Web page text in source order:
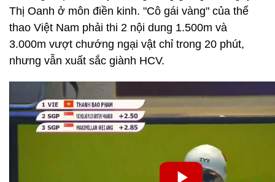
Thị Oanh ở môn điền kinh. "Cô gái vàng" của thể
thao Việt Nam phải thi 2 nội dung 1.500m và
3.000m vượt chướng ngại vật chỉ trong 20 phút,
nhưng vẫn xuất sắc giành HCV.